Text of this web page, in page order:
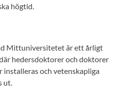
högtid.
Mittuniversitetet är ett årligt
hedersdoktorer och doktorer
installeras och vetenskapliga
ut.